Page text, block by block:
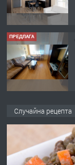
ПРЕДЛАГА
Случайна рецепта